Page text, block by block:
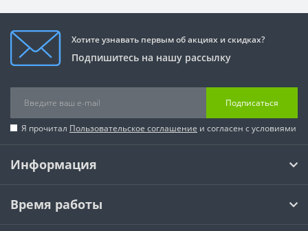
Хотите узнавать первым об акциях и скидках?
Подпишитесь на нашу рассылку
Подписаться
Я прочитал Пользовательское соглашение и согласен с условиями
Информация
Время работы